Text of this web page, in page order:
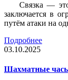
Связка —
заключается в
путём атаки на
Подробнее
03.10.2025
Шахматные